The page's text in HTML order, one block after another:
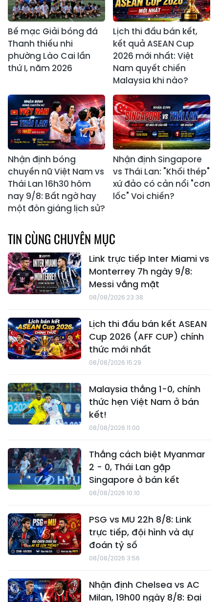
Bế mạc Giải bóng đá
Thanh thiếu nhi
phường Lào Cai lần
thứ I, năm 2026
Lịch thi đấu bán kết,
kết quả ASEAN Cup
2026 mới nhất: Việt
Nam quyết chiến
Malaysia khi nào?
Nhận định bóng
chuyền nữ Việt Nam vs
Thái Lan 16h30 hôm
nay 9/8: Bất ngờ hay
một đòn giáng lịch sử?
Nhận định Singapore
vs Thái Lan: "Khối thép"
xứ đảo có cản nổi "cơn
lốc" Voi chiến?
TIN CÙNG CHUYÊN MỤC
Link trực tiếp Inter Miami vs
Monterrey 7h ngày 9/8:
Messi vắng mặt
08/08/2026 23:38
Lịch thi đấu bán kết ASEAN
Cup 2026 (AFF CUP) chính
thức mới nhất
08/08/2026 15:29
Malaysia thắng 1-0, chính
thức hẹn Việt Nam ở bán
kết!
08/08/2026 11:00
Thắng cách biệt Myanmar
2 - 0, Thái Lan gặp
Singapore ở bán kết
08/08/2026 10:10
PSG vs MU 22h 8/8: Link
trực tiếp, đội hình và dự
đoán tỷ số
08/08/2026 3:56
Nhận định Chelsea vs AC
Milan, 19h00 ngày 8/8: Đại